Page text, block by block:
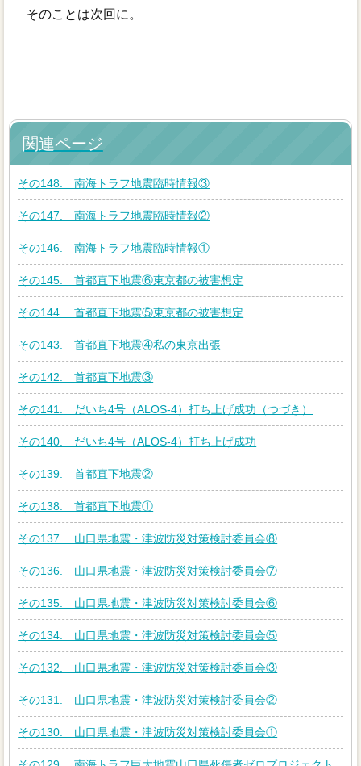
そのことは次回に。
関連ページ
その148. 南海トラフ地震臨時情報③
その147. 南海トラフ地震臨時情報②
その146. 南海トラフ地震臨時情報①
その145. 首都直下地震⑥東京都の被害想定
その144. 首都直下地震⑤東京都の被害想定
その143. 首都直下地震④私の東京出張
その142. 首都直下地震③
その141. だいち4号（ALOS-4）打ち上げ成功（つづき）
その140. だいち4号（ALOS-4）打ち上げ成功
その139. 首都直下地震②
その138. 首都直下地震①
その137. 山口県地震・津波防災対策検討委員会⑧
その136. 山口県地震・津波防災対策検討委員会⑦
その135. 山口県地震・津波防災対策検討委員会⑥
その134. 山口県地震・津波防災対策検討委員会⑤
その132. 山口県地震・津波防災対策検討委員会③
その131. 山口県地震・津波防災対策検討委員会②
その130. 山口県地震・津波防災対策検討委員会①